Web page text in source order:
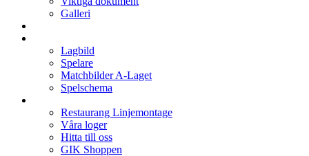
Galleri
Lagbild
Spelare
Matchbilder A-Laget
Spelschema
Restaurang Linjemontage
Våra loger
Hitta till oss
GIK Shoppen